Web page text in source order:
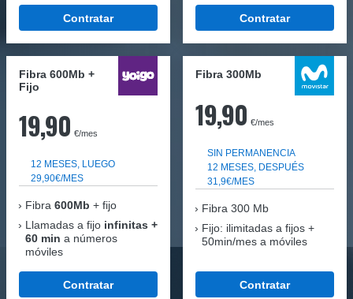
Contratar Contratar
Fibra 600Mb +
Fijo
19,90 €/mes
12 MESES, LUEGO
29,90€/MES
Fibra 600Mb + fijo
Llamadas a fijo infinitas +
60 min a números
móviles
Contratar
Fibra 300Mb
19,90 €/mes
SIN PERMANENCIA
12 MESES, DESPUÉS
31,9€/MES
Fibra 300 Mb
Fijo: ilimitadas a fijos +
50min/mes a móviles
Contratar